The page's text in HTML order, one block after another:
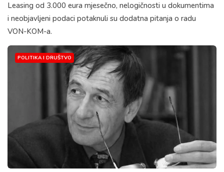
Leasing od 3.000 eura mjesečno, nelogičnosti u dokumentima
i neobjavljeni podaci potaknuli su dodatna pitanja o radu
VON-KOM-a.
POLITIKA I DRUŠTVO